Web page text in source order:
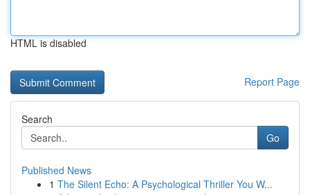
HTML is disabled
Report Page
Search
Go
Published News
1 The Silent Echo: A Psychological Thriller You W...